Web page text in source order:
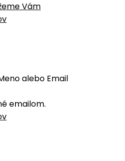
Vám
alebo Email
emailom.